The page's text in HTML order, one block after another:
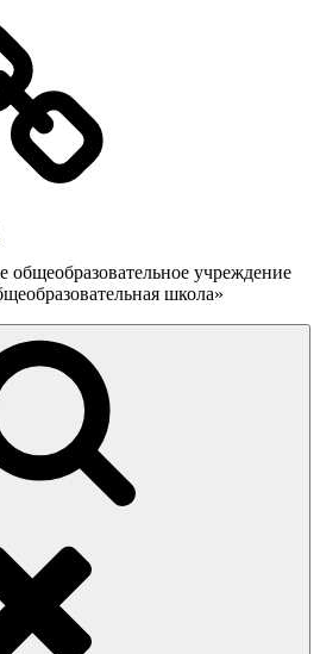
учреждение
школа»